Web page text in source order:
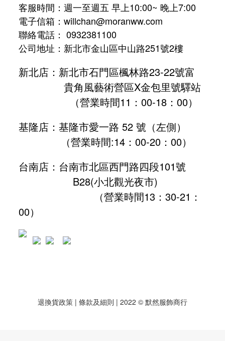
客服時間：週一至週五 早上10:00~ 晚上7:00
電子信箱：willchan@moranww.com
聯絡電話： 0932381100
公司地址：新北市金山區中山路251號2樓
新北店：新北市石門區楓林路23-22號富
貴角風藝術營區X金包里號驛站
（營業時間11：00-18：00）
基隆店：基隆市愛一路 52 號（左側）
（營業時間:14：00-20：00）
台南店：台南市北區西門路四段101號
B28(小北觀光夜市)
（營業時間13：30-21：
00）
退換貨政策 | 條款及細則 | 2022 © 默然服飾商行